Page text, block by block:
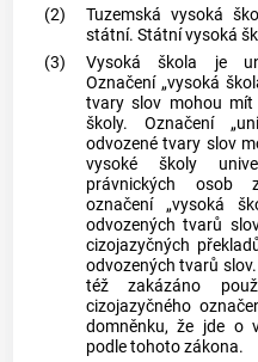
(2)
Tuzemská vysoká
státní. Státní vysoká
(3)
Vysoká škola je
Označení „vysoká
tvary slov mohou mít
školy. Označení „
odvozené tvary slov
vysoké školy
právnických osob
označení „vysoká
odvozených tvarů
cizojazyčných
odvozených tvarů
též zakázáno
cizojazyčného
domněnku, že jde o
podle tohoto zákona.